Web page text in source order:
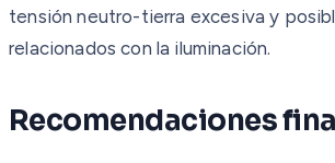
tensión neutro-tierra excesiva y
relacionados con la iluminación.
Recomendaciones